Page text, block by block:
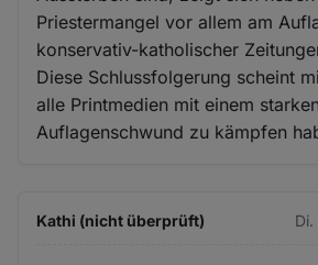
Priestermangel vor allem am
konservativ-katholischer
Diese Schlussfolgerung scheint
alle Printmedien mit einem
Auflagenschwund zu kämpfen
Kathi (nicht überprüft)